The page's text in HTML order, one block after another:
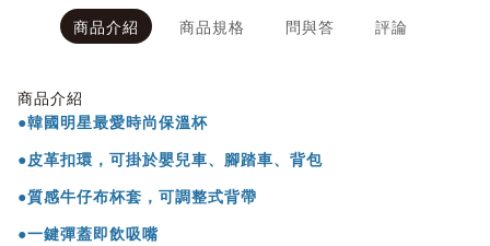
商品介紹 商品規格 問與答 評論
商品介紹
●韓國明星最愛時尚保溫杯
●皮革扣環，可掛於嬰兒車、腳踏車、背包
●質感牛仔布杯套，可調整式背帶
●一鍵彈蓋即飲吸嘴